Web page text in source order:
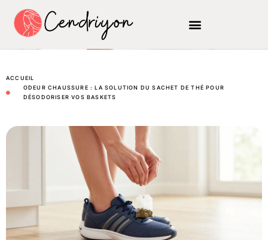
ACCUEIL
ODEUR CHAUSSURE : LA SOLUTION DU SACHET DE THÉ POUR
DÉSODORISER VOS BASKETS